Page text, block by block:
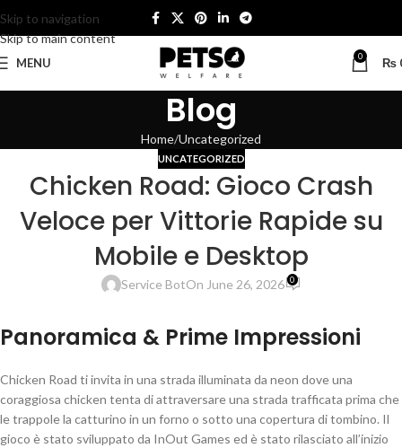
Skip to navigation
Skip to main content
MENU 0 ₨
Blog
Home Uncategorized
UNCATEGORIZED
Chicken Road: Gioco Crash
Veloce per Vittorie Rapide su
Mobile e Desktop
Service BotOn June 26, 2026 0
Panoramica & Prime Impressioni
Chicken Road ti invita in una strada illuminata da neon dove una
coraggiosa chicken tenta di attraversare una strada trafficata prima che
le trappole la catturino in un forno o sotto una copertura di tombino. Il
gioco è stato sviluppato da InOut Games ed è stato rilasciato all’inizio